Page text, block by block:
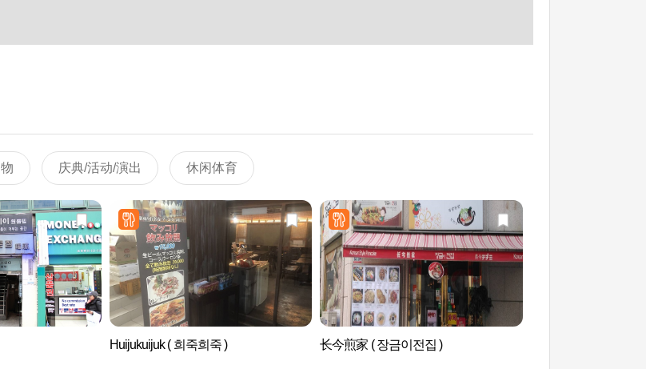
庆典/活动/演出 休闲体育
Huijukuijuk ( 희죽희죽 ) 长今煎家 ( 장금이전집 )